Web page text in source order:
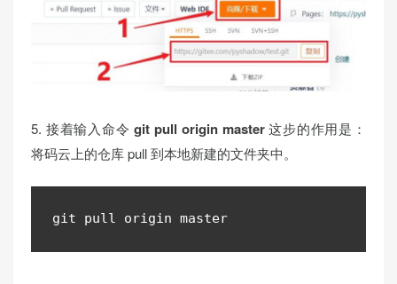
5. 接着输入命令git pull origin master这步的作用是：
将码云上的仓库 pull 到本地新建的文件夹中。
git pull origin master